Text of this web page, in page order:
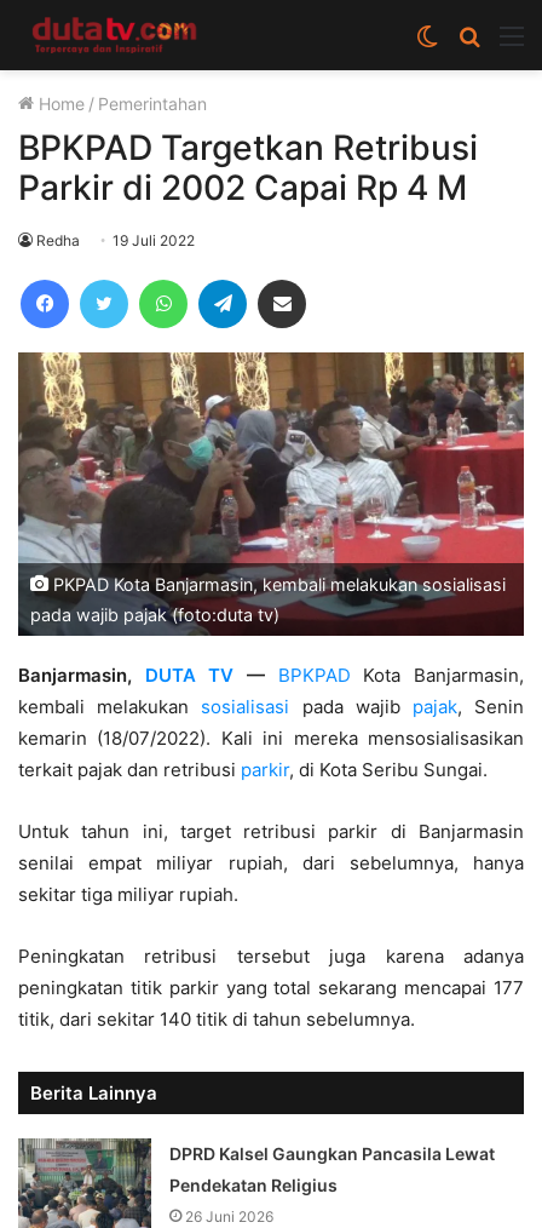
Cari
berita
Switch
skin
Home / Pemerintahan
BPKPAD Targetkan Retribusi
Parkir di 2002 Capai Rp 4 M
Redha 19 Juli 2022
FacebookTwitter WhatsAppTelegram
PKPAD Kota Banjarmasin, kembali melakukan sosialisasi
pada wajib pajak (foto:duta tv)
Banjarmasin, DUTA TV— BPKPAD Kota Banjarmasin,
kembali melakukan sosialisasi pada wajib pajak, Senin
kemarin (18/07/2022). Kali ini mereka mensosialisasikan
terkait pajak dan retribusi parkir, di Kota Seribu Sungai.
Untuk tahun ini, target retribusi parkir di Banjarmasin
senilai empat miliyar rupiah, dari sebelumnya, hanya
sekitar tiga miliyar rupiah.
Peningkatan retribusi tersebut juga karena adanya
peningkatan titik parkir yang total sekarang mencapai 177
titik, dari sekitar 140 titik di tahun sebelumnya.
Berita Lainnya
DPRD Kalsel Gaungkan Pancasila Lewat
Pendekatan Religius
26 Juni 2026